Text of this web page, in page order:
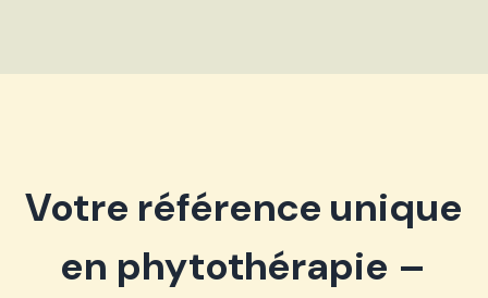
Votre référence unique
en phytothérapie –